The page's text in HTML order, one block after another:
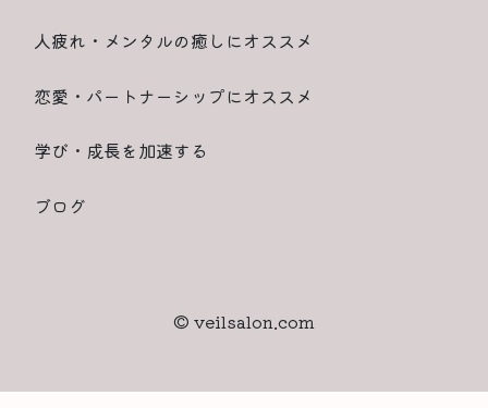
人疲れ・メンタルの癒しにオススメ
恋愛・パートナーシップにオススメ
学び・成長を加速する
ブログ
© veilsalon.com